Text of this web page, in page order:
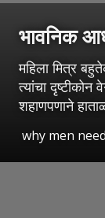
भावनिक
महिला मित्र
त्यांचा
शहाणपणाने
why men